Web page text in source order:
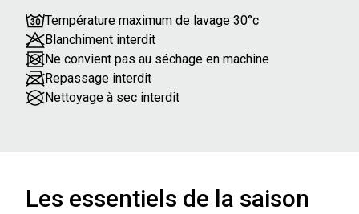
Température maximum de lavage 30°c
Blanchiment interdit
Ne convient pas au séchage en machine
Repassage interdit
Nettoyage à sec interdit
Les essentiels de la saison